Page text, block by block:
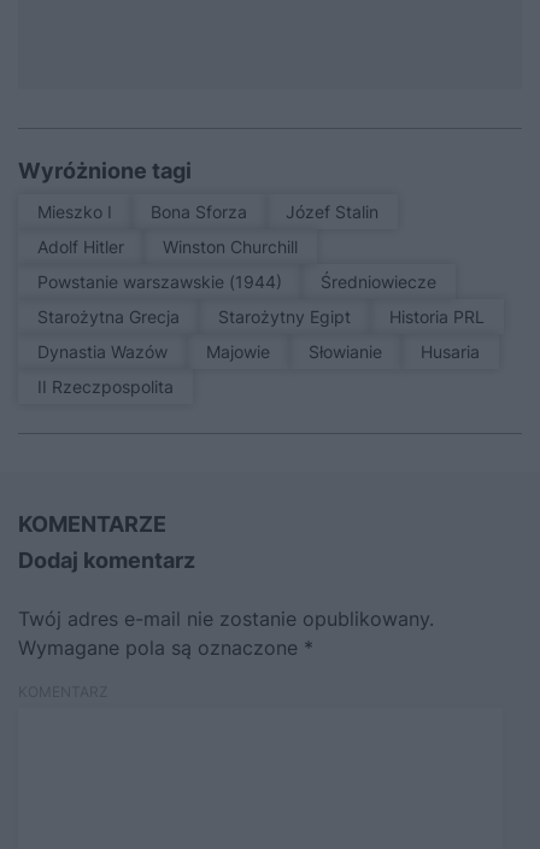
Wyróżnione tagi
Mieszko I Bona Sforza
Józef Stalin
Adolf Hitler
Winston Churchill
Powstanie warszawskie (1944)
średniowiecze
Starożytna Grecja
Starożytny Egipt
Historia PRL
Dynastia Wazów
Majowie Słowianie
Husaria
II Rzeczpospolita
KOMENTARZE
Dodaj komentarz
Twój adres e-mail nie zostanie opublikowany.
Wymagane pola są oznaczone *